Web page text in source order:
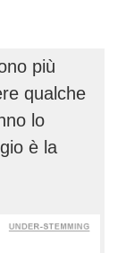
più
qualche
lo
è la